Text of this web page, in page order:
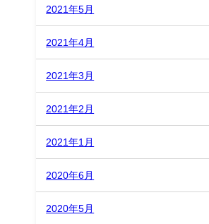
2021年5月
2021年4月
2021年3月
2021年2月
2021年1月
2020年6月
2020年5月